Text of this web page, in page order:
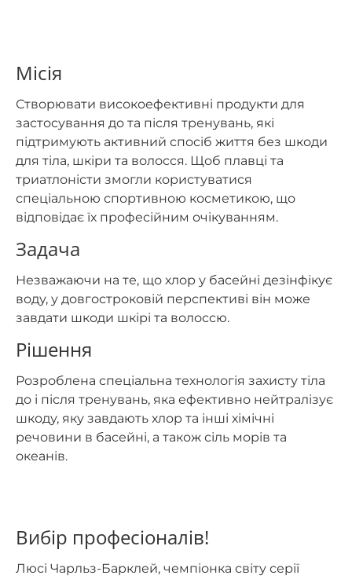
Місія
Створювати високоефективні продукти для
застосування до та після тренувань, які
підтримують активний спосіб життя без шкоди
для тіла, шкіри та волосся. Щоб плавці та
триатлоністи змогли користуватися
спеціальною спортивною косметикою, що
відповідає їх професійним очікуванням.
Задача
Незважаючи на те, що хлор у басейні дезінфікує
воду, у довгостроковій перспективі він може
завдати шкоди шкірі та волоссю.
Рішення
Розроблена спеціальна технологія захисту тіла
до і після тренувань, яка ефективно нейтралізує
шкоду, яку завдають хлор та інші хімічні
речовини в басейні, а також сіль морів та
океанів.
Вибір професіоналів!
Люсі Чарльз-Барклей, чемпіонка світу серії